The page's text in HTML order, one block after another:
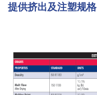
提供挤出及注塑规格